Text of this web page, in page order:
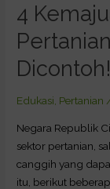
4
Dicontoh!
Edukasi Pertanian
Negara Republik
sektor pertanian,
canggih yang
itu, berikut
Kemajuan
Teknologi
Pertanian
di
Cina,
Dicontoh!